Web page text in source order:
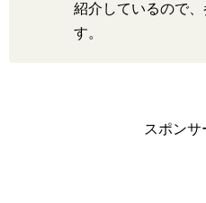
紹介しているので
す。
スポンサ